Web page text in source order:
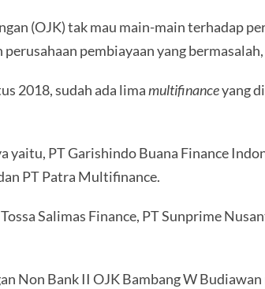
(OJK) tak mau main-main terhadap
pembiayaan yang
2018, sudah ada limamultifinanceyang
yaitu, PT Garishindo Buana Finance
PT Patra Multifinance.
Salimas Finance, PT Sunprime
Non Bank II OJK Bambang W